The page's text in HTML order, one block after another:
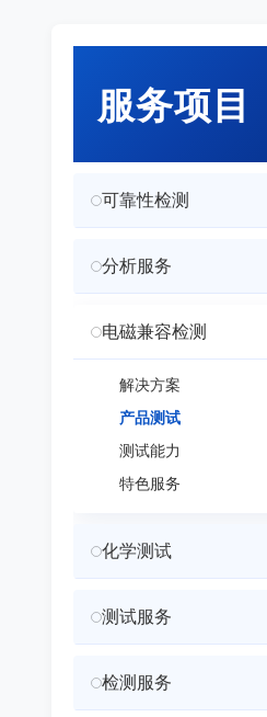
服务项目
可靠性检测
分析服务
电磁兼容检测
解决方案
产品测试
测试能力
特色服务
化学测试
测试服务
检测服务